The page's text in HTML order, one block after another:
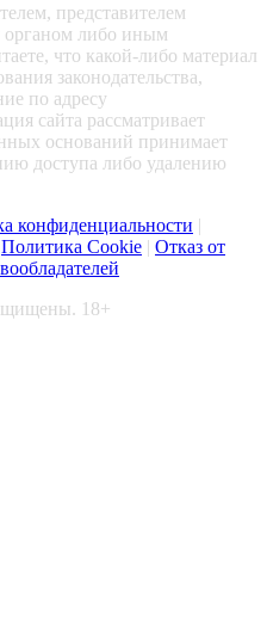
представителем
органом либо иным
что какой-либо материал
законодательства,
по адресу
сайта рассматривает
оснований принимает
доступа либо удалению
конфиденциальности |
Политика Cookie | Отказ от
18+